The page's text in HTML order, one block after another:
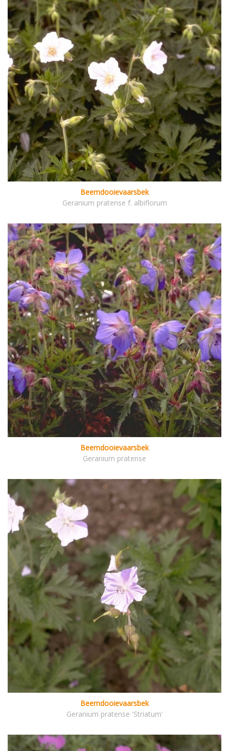
Beemdooievaarsbek
Geranium pratense f. albiflorum
Beemdooievaarsbek
Geranium pratense
Beemdooievaarsbek
Geranium pratense 'Striatum'